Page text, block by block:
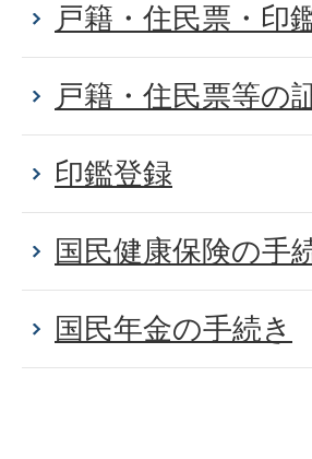
戸籍・住民票・印
戸籍・住民票等の
印鑑登録
国民健康保険の手
国民年金の手続き